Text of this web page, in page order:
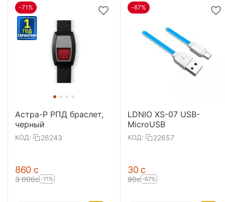
-71%
Астра-Р РПД браслет,
черный
КОД: 26243
‍860‍ с
3 000с -71%
-67%
LDNIO XS-07 USB-
MicroUSB
КОД: 22657
‍30‍ с
‍90‍с -67%